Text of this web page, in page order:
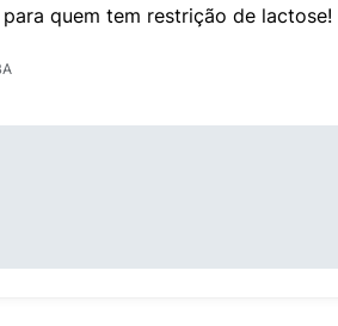
quem tem restrição de lactose!